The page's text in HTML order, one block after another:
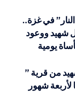
في غزة..
300 طفل شهيد ووعود
يومية
من قرية ”
لأربعة شهور